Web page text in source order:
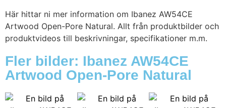
Här hittar ni mer information om Ibanez AW54CE
Artwood Open-Pore Natural. Allt från produktbilder och
produktvideos till beskrivningar, specifikationer m.m.
Fler bilder: Ibanez AW54CE
Artwood Open-Pore Natural